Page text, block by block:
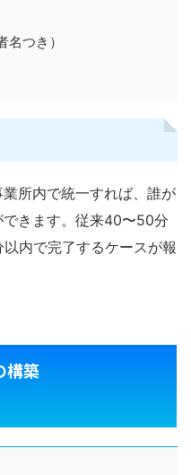
名つき）
所内で統一すれば、誰が
きます。従来40〜50分
内で完了するケースが報
構築